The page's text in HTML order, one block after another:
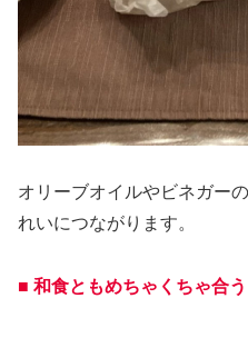
オリーブオイルやビネガー
れいにつながります。
■ 和食ともめちゃくちゃ合